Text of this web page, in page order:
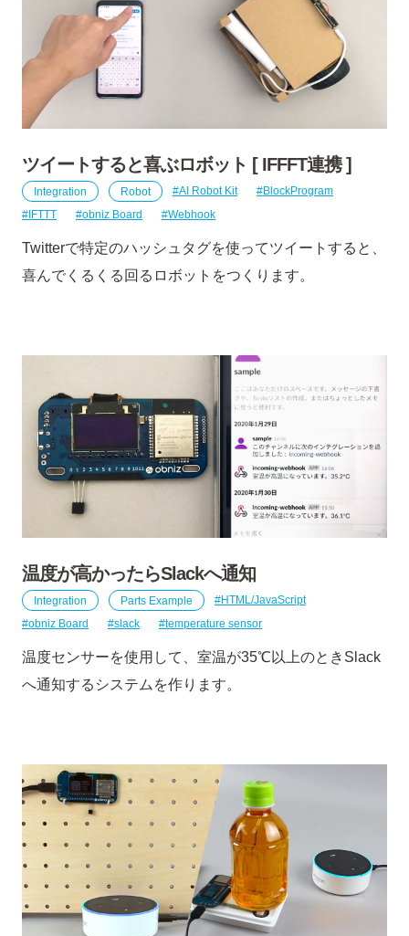
ツイートすると喜ぶロボット [ IFFFT連携 ]
Integration Robot AI Robot Kit
BlockProgram
IFTTT
obniz Board Webhook
Twitterで特定のハッシュタグを使ってツイートすると、
喜んでくるくる回るロボットをつくります。
温度が高かったらSlackへ通知
Integration Parts Example
HTML/JavaScript
obniz Board
slack temperature sensor
温度センサーを使用して、室温が35℃以上のときSlack
へ通知するシステムを作ります。